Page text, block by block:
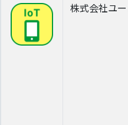
株式会社ユ